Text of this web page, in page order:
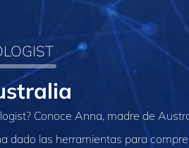
Conoce Anna, madre de
dado las herramientas para